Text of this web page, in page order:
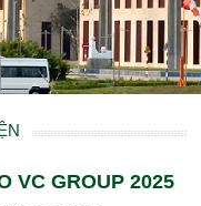
VC GROUP 2025